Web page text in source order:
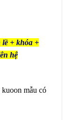
lề + khóa +
hệ
mẫu có